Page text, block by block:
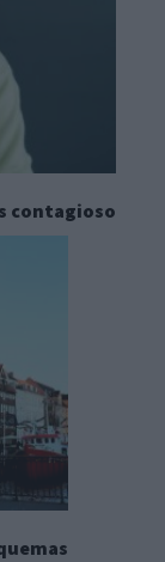
contagioso